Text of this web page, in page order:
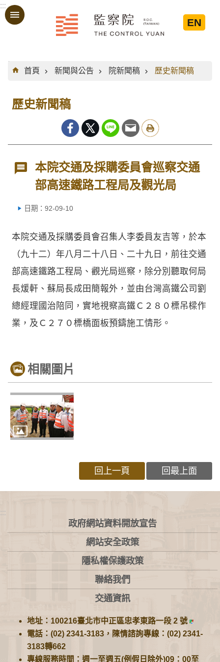
跳到主要內容區塊
:::
EN
:::
首頁
新聞與公告 院新聞稿 歷史新聞稿
歷史新聞稿
本院交通及採購委員會巡察交通
部高速鐵路工程局及觀光局
日期：92-09-10
本院交通及採購委員會召集人李委員友吉等，於本
（九十二）年八月二十八日、二十九日，前往交通
部高速鐵路工程局、觀光局巡察，除分別聽取何局
長煖軒、蘇局長成田簡報外，並由台灣高鐵公司劉
總經理國治陪同，實地視察高鐵Ｃ２８０標吊樑作
業，及Ｃ２７０標橋面板預鑄施工情形。
相關圖片
回上一頁 回最上面
:::
政府網站資料開放宣告
網站安全政策
隱私權保護政策
聯絡我們
交通資訊
地址：100216臺北市中正區忠孝東路一段 2 號
電話：(02) 2341-3183，陳情諮詢專線：(02) 2341-
3183轉662
專線服務時間：週一至週五(例假日除外)09：00至